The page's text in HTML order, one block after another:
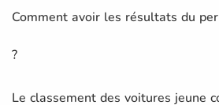
Comment avoir les résultats du
?
Le classement des voitures jeune